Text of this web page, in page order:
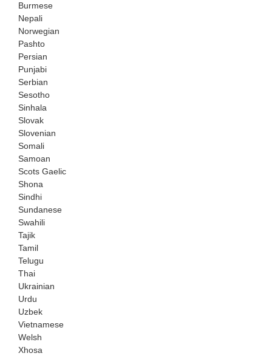
Burmese
Nepali
Norwegian
Pashto
Persian
Punjabi
Serbian
Sesotho
Sinhala
Slovak
Slovenian
Somali
Samoan
Scots Gaelic
Shona
Sindhi
Sundanese
Swahili
Tajik
Tamil
Telugu
Thai
Ukrainian
Urdu
Uzbek
Vietnamese
Welsh
Xhosa